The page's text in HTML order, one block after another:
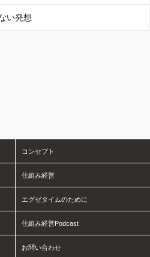
い発想
コンセプト
仕組み経営
エグゼタイムのために
仕組み経営Podcast
お問い合わせ